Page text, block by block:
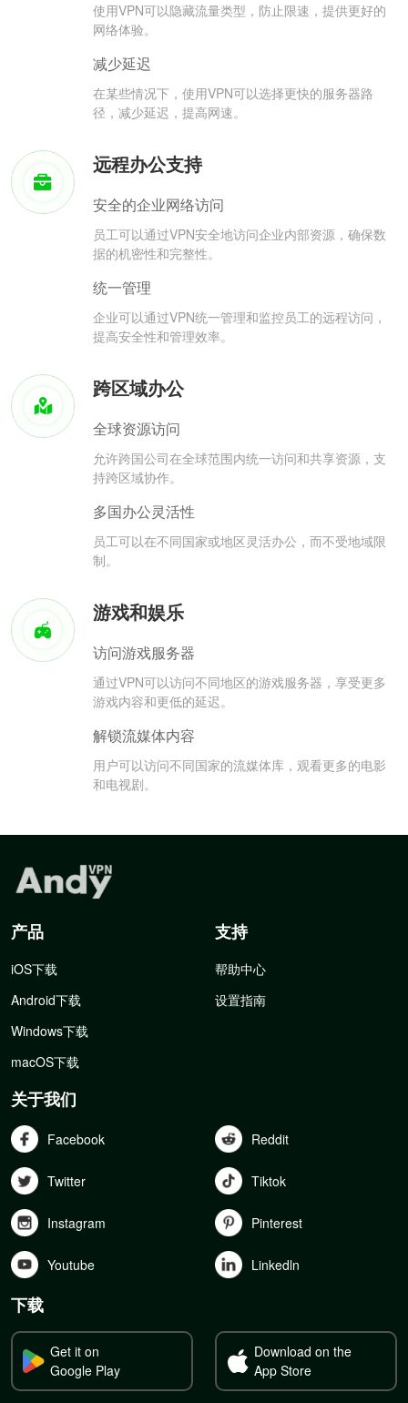
使用VPN可以隐藏流量类型，防止限速，提供更好的
网络体验。
减少延迟
在某些情况下，使用VPN可以选择更快的服务器路
径，减少延迟，提高网速。
远程办公支持
安全的企业网络访问
员工可以通过VPN安全地访问企业内部资源，确保数
据的机密性和完整性。
统一管理
企业可以通过VPN统一管理和监控员工的远程访问，
提高安全性和管理效率。
跨区域办公
全球资源访问
允许跨国公司在全球范围内统一访问和共享资源，支
持跨区域协作。
多国办公灵活性
员工可以在不同国家或地区灵活办公，而不受地域限
制。
游戏和娱乐
访问游戏服务器
通过VPN可以访问不同地区的游戏服务器，享受更多
游戏内容和更低的延迟。
解锁流媒体内容
用户可以访问不同国家的流媒体库，观看更多的电影
和电视剧。
产品
iOS下载
Android下载
Windows下载
macOS下载
支持
帮助中心
设置指南
关于我们
Facebook Reddit
Twitter Tiktok
Instagram Pinterest
Youtube Linkedln
下载
Get it on
Google Play
Download on the
App Store